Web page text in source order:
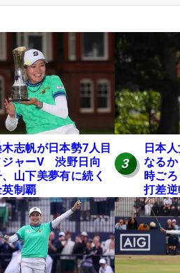
志帆が日本勢7人目
ジャーV 渋野日向
山下美夢有に続く
英制覇
3
日本
なる
時ご
打差